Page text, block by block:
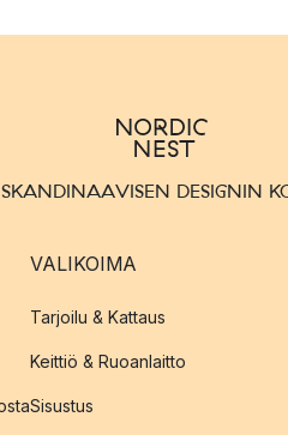
SKANDINAAVISEN DESIGNIN
VALIKOIMA
Tarjoilu & Kattaus
Keittiö & Ruoanlaitto
Sisustus